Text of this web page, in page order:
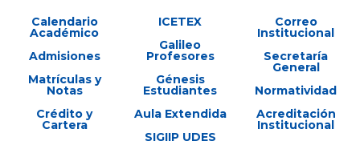
Calendario
Académico
Admisiones
Matrículas y
Notas
Crédito y
Cartera
ICETEX
Galileo
Profesores
Génesis
Estudiantes
Aula Extendida
SIGIIP UDES
Correo
Institucional
Secretaría
General
Normatividad
Acreditación
Institucional